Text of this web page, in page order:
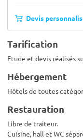
Devis
Tarification
Etude et devis réalisés
Hébergement
Hôtels de toutes
Restauration
Libre de traiteur.
Cuisine, hall et WC